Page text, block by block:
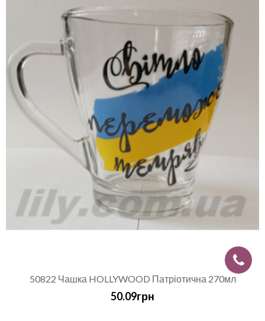
50822 Чашка HOLLYWOOD Патріотична 270мл
50.09грн